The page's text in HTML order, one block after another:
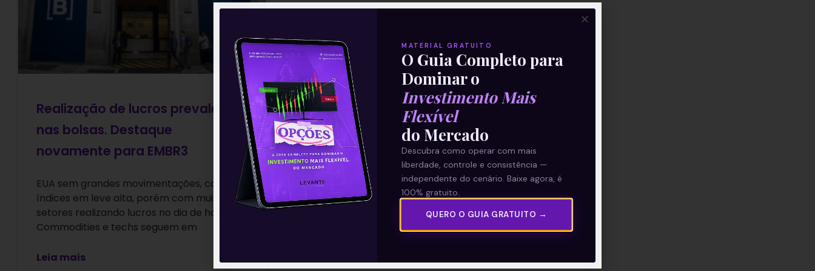
Realização de lucros prevalece
nas bolsas. Destaque
novamente para EMBR3
EUA sem grandes movimentações, com os
índices em leve alta, porém com muitos
setores realizando lucros no dia de hoje.
Commodities e techs seguem em
Leia mais
MATERIAL GRATUITO
O Guia Completo para
Dominar o
Investimento Mais
Flexível
do Mercado
Descubra como operar com mais
liberdade, controle e consistência —
independente do cenário. Baixe agora, é
100% gratuito.
QUERO O GUIA GRATUITO →